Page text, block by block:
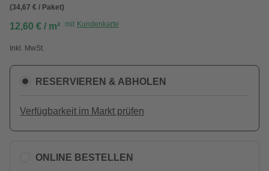
(34,67 € / Paket)
12,60 € / m² mit Kundenkarte
Inkl. MwSt.
RESERVIEREN & ABHOLEN
Verfügbarkeit im Markt prüfen
ONLINE BESTELLEN